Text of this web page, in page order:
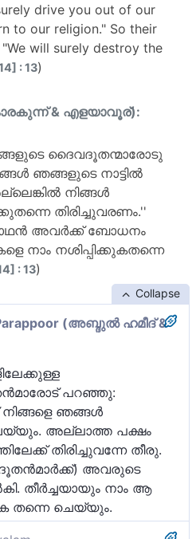
drive you out of our
to our religion." So their
will surely destroy the
: 13)
& എളയാവൂര്):
ദൈവദൂതന്മാരോടു
ഞങ്ങളുടെ നാട്ടില്‍
നിങ്ങള്‍
തിരിച്ചുവരണം.''
അവര്‍ക്ക് ബോധനം
നാം നശിപ്പിക്കുകതന്നെ
: 13)
Collapse
(അബ്ദുല്‍ ഹമീദ് &
പറഞ്ഞു:
നിങ്ങളെ ഞങ്ങള്‍
അല്ലാത്ത പക്ഷം
തിരിച്ചുവന്നേ തീരു.
അവരുടെ
തീര്‍ച്ചയായും നാം ആ
തന്നെ ചെയ്യും.